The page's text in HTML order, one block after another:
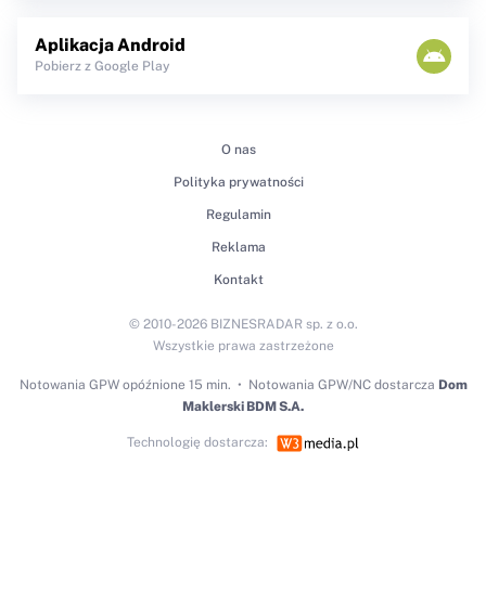
Aplikacja Android
Pobierz z Google Play
O nas
Polityka prywatności
Regulamin
Reklama
Kontakt
Notowania GPWopóźnione 15 min. Notowania GPW/NC dostarcza Dom
Maklerski BDM S.A.
© 2010-2026 BIZNESRADAR sp. z o.o.
Wszystkie prawa zastrzeżone
Technologię dostarcza: